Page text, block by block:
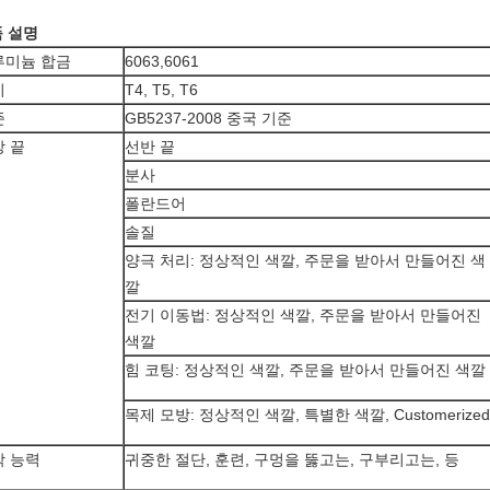
설명
미늄 합금
6063,6061
T4, T5, T6
GB5237-2008 중국 기준
끝
선반 끝
분사
폴란드어
솔질
양극 처리: 정상적인 색깔, 주문을 받아서 만들어진 색
깔
전기 이동법: 정상적인 색깔, 주문을 받아서 만들어진
색깔
힘 코팅: 정상적인 색깔, 주문을 받아서 만들어진 색깔
목제 모방: 정상적인 색깔, 특별한 색깔, Customerized
능력 귀중한 절단, 훈련, 구멍을 뚫고는, 구부리고는, 등